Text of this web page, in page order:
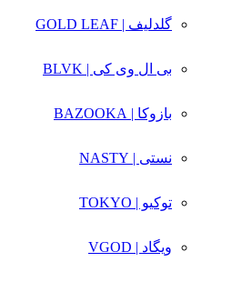
گلدلیف | GOLD LEAF
بی ال وی کی | BLVK
بازوکا | BAZOOKA
نستی | NASTY
توکیو | TOKYO
ویگاد | VGOD